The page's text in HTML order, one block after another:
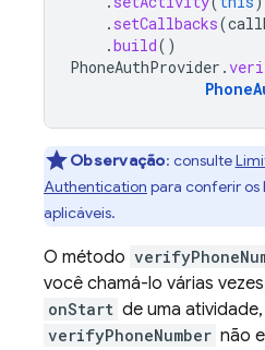
. setCallbacks(
.build()
PhoneAuthProvider .
Observação: consulte
Authentication para conferir os
aplicáveis.
O método
você chamá-lo várias
onStart de uma
verifyPhoneNumber não